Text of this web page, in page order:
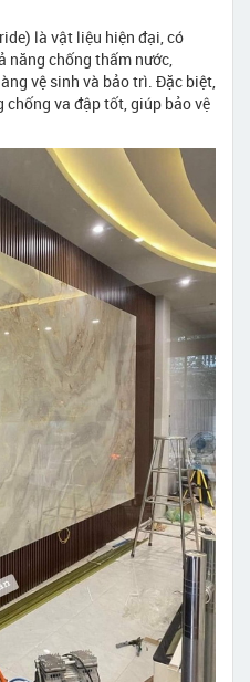
là vật liệu hiện đại, có
năng chống thấm nước,
vệ sinh và bảo trì. Đặc biệt,
chống va đập tốt, giúp bảo vệ